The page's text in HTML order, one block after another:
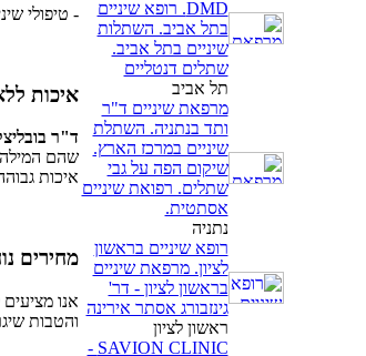
DMD. רופא שיניים
בתל אביב. השתלות
שיניים בתל אביב.
שתלים דנטליים
תל אביב
מרפאת שיניים ד"ר
ותד בנתניה. השתלת
שיניים במרכז הארץ.
שיקום הפה על גבי
שתלים. רפואת שיניים
אסתטית.
נתניה
רופא שיניים בראשון
לציון. מרפאת שיניים
בראשון לציון - דר'
גינזבורג אסתר אירינה
ראשון לציון
SAVION CLINIC -
- טיפולי
איכות
ד"ר
שהם המילה
איכות
מחירים
אנו
והטבות